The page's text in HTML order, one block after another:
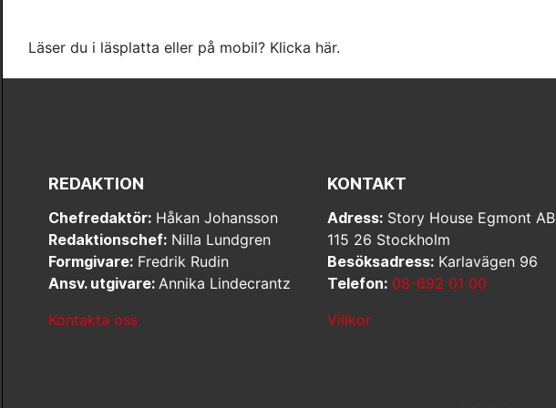
Läser du i läsplatta eller på mobil? Klicka här.
REDAKTION
Chefredaktör: Håkan Johansson
Redaktionschef: Nilla Lundgren
Formgivare: Fredrik Rudin
Ansv. utgivare: Annika Lindecrantz
Kontakta oss
KONTAKT
Adress: Story House Egmont AB
115 26 Stockholm
Besöksadress: Karlavägen 96
Telefon: 08-692 01 00
Villkor